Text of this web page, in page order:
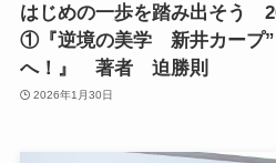
はじめの一歩を踏み出そう
①『逆境の美学 新井カープ”
へ！』 著者 迫勝則
2026年1月30日